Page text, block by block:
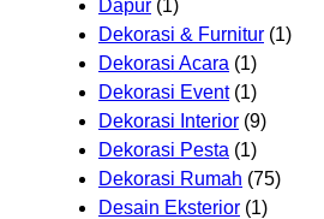
Dapur (1)
Dekorasi & Furnitur (1)
Dekorasi Acara (1)
Dekorasi Event(1)
Dekorasi Interior (9)
Dekorasi Pesta (1)
Dekorasi Rumah (75)
Desain Eksterior (1)